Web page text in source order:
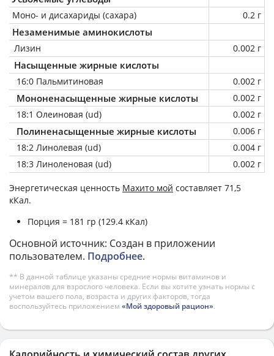
Моно- и дисахариды (сахара) 0.2 г
Незаменимые аминокислоты
Лизин 0.002 г
Насыщенные жирные кислоты
16:0 Пальмитиновая 0.002 г
Мононенасыщенные жирные кислоты
0.002 г
18:1 Олеиновая (ud)
0.002 г
Полиненасыщенные жирные кислоты
0.006 г
18:2 Линолевая (ud)
0.004 г
18:3 Линоленовая (ud)
0.002 г
Энергетическая ценность Махито мой составляет 71,5
кКал.
Порция = 181 гр (129.4 кКал)
Основной источник: Создан в приложении
пользователем. Подробнее.
** В данной таблице указаны средние нормы витаминов и
минералов для взрослого человека. Если вы хотите узнать нормы с
учетом вашего пола, возраста и других факторов, тогда
воспользуйтесь приложением «Мой здоровый рацион».